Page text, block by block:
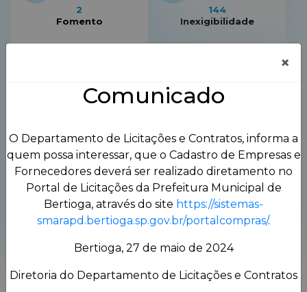
144
Inexigibilidade
764
Pregão Presencial
28
Tomada de Preços
2
Fomento
×
Comunicado
O Departamento de Licitações e Contratos, informa a
quem possa interessar, que o Cadastro de Empresas e
Fornecedores deverá ser realizado diretamento no
Portal de Licitações da Prefeitura Municipal de
Bertioga, através do site https://sistemas-
smarapd.bertioga.sp.gov.br/portalcompras/.
Bertioga, 27 de maio de 2024
Diretoria do Departamento de Licitações e Contratos